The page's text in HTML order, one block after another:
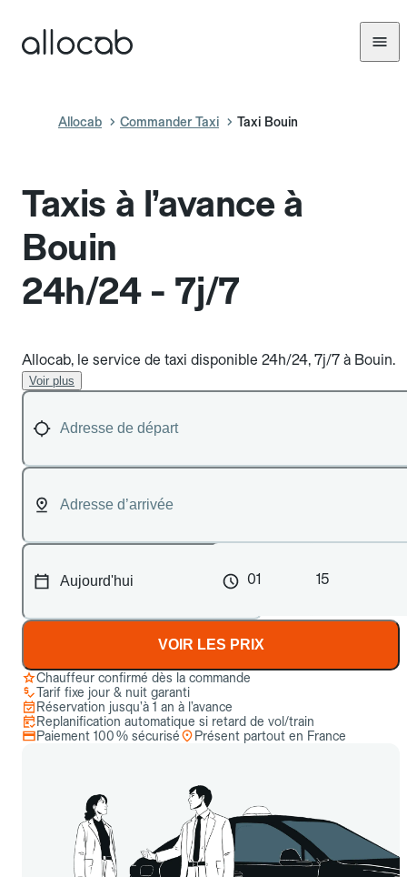
Allocab Commander Taxi Taxi Bouin
Taxis à l’avance à
Bouin
24h/24 - 7j/7
Allocab, le service de taxi disponible 24h/24, 7j/7 à Bouin.
Voir plus
01 15
VOIR LES PRIX
Chauffeur confirmé dès la commande
Tarif fixe jour & nuit garanti
Réservation jusqu’à 1 an à l’avance
Replanification automatique si retard de vol/train
Paiement 100 % sécurisé
Présent partout en France